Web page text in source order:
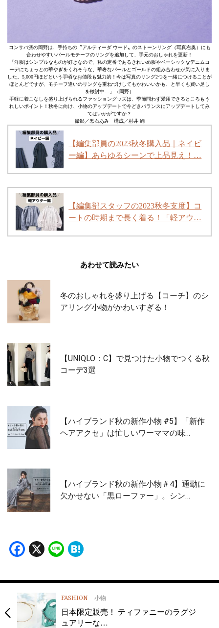
コンサバ派の岡野は、手持ちの〝アルティーダ ウード〟のストーンリング（写真右奥）にも
合わせやすいパールモチーフのリングを追加して、手元のおしゃれを更新！
「洋服はシンプルなものが好きなので、私の定番であるきれいめ服やベーシックなデニムコ
ーデにちょっとの華やぎをくれそうな、華奢なパールとゴールドの組み合わせが気に入りま
した。5,000円ほどという手頃なお値段も魅力的！今は写真のリング2つを一緒につけることが
ほとんどですが、モチーフ違いのリングを重ねづけしてもかわいいかも、と早くも買い足し
を検討中…」（岡野）
手軽に着こなしを盛り上げられるファッショングッズは、季節問わず愛用できるところもう
れしいポイント！秋冬に向け、小物のアップデートで今どきバランスにアップデートしてみ
てはいかがですか？
撮影／黒石あみ 構成／村井 絢
【編集部員の2023秋冬購入品｜ネイビ
ー編】あらゆるシーンで上品見え！…
【編集部スタッフの2023秋冬支度】コ
ートの時期まで長く着る！「軽アウ…
あわせて読みたい
冬のおしゃれを盛り上げる【コーチ】のシ
アリング小物がかわいすぎる！
【UNIQLO：C】で見つけた小物でつくる秋
コーデ3選
【ハイブランド秋の新作小物 #5】「新作
ヘアアクセ」は忙しいワーママの味…
【ハイブランド秋の新作小物＃4】通勤に
欠かせない「黒ローファー」。シン…
Facebook
X Line
FASHION 小物
日本限定販売！ ティファニーのラグジ
ュアリーな…